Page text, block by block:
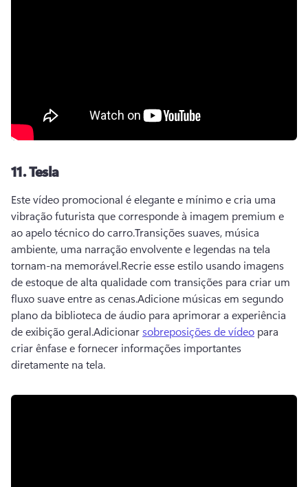
11.Tesla
Este vídeo promocional é elegante e mínimo e cria uma
vibração futurista que corresponde à imagem premium e
ao apelo técnico do carro.Transições suaves, música
ambiente, uma narração envolvente e legendas na tela
tornam-na memorável.Recrie esse estilo usando imagens
de estoque de alta qualidade com transições para criar um
fluxo suave entre as cenas.Adicione músicas em segundo
plano da biblioteca de áudio para aprimorar a experiência
de exibição geral.Adicionar sobreposições de vídeo para
criar ênfase e fornecer informações importantes
diretamente na tela.